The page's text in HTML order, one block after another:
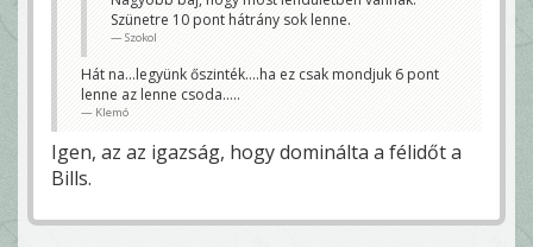
Szünetre 10 pont hátrány sok lenne.
Szokol
Hát na...legyünk őszinték....ha ez csak mondjuk 6 pont
lenne az lenne csoda.....
Klemó
Igen, az az igazság, hogy dominálta a félidőt a
Bills.